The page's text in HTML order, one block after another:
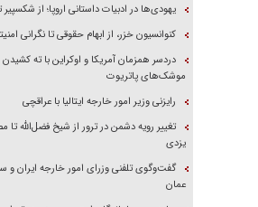
یهودی‌ها در ادبیات داستانی اروپا؛ از شکسپیر
کنوانسیون خزر، از ابهام حقوقی تا نگرانی
دردسر همزمان آمریکا و اوکراین با ته کشیدن
موشک‌های پاتریوت
رایزنی وزیر امور خارجه ایتالیا با عراقچی
تغییر رویه دشمن در ترور از شیخ فضل‌الله تا
یزدی
گفت‌وگوی تلفنی وزرای امور خارجه ایران و
عمان